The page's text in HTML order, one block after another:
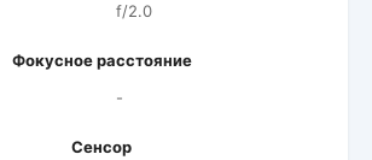
f/2.0
Фокусное расстояние
-
Сенсор